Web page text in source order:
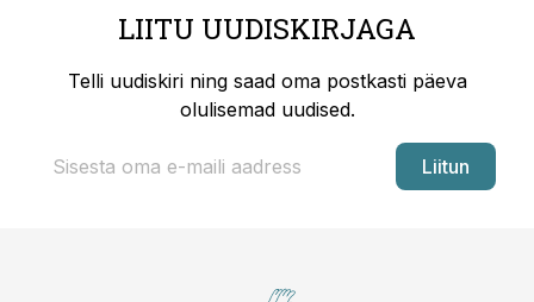
LIITU UUDISKIRJAGA
Telli uudiskiri ning saad oma postkasti päeva
olulisemad uudised.
Liitun